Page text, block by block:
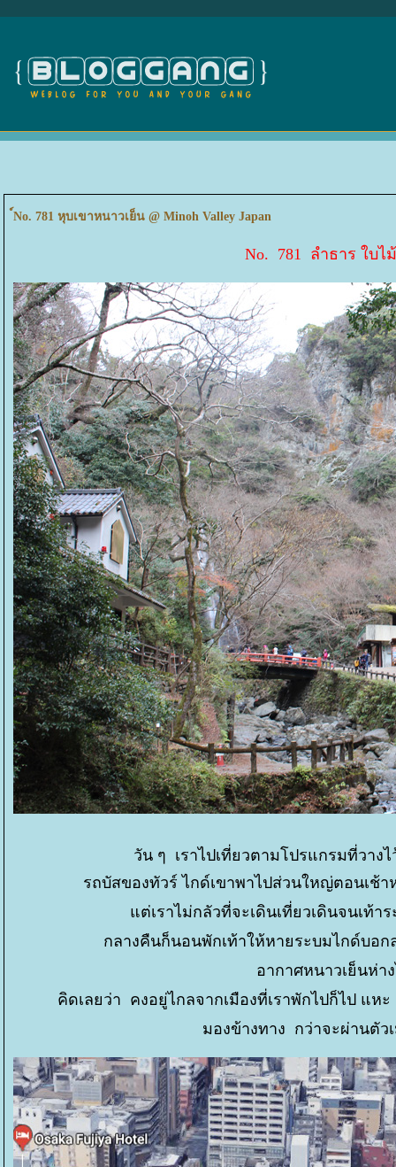
์No. 781 หุบเขาหนาวเย็น @ Minoh Valley Japan
No. 781 ลำธาร ใบไม้
วัน ๆ เราไปเที่ยวตามโปรแกรมที่วา
รถบัสของทัวร์ ไกด์เขาพาไปส่วนใหญ่ตอนเช้
ต่เราไม่กลัวที่จะเดินเที่ยวเดินจนเท้า
กลางคืนก็นอนพักเท้าให้หายระบมไกด์บอก
อากาศหนาวเย็นห่า
คิดเลยว่า คงอยู่ไกลจากเมืองที่เราพักไปก็ไป แ
มองข้างทาง กว่าจะผ่านตั